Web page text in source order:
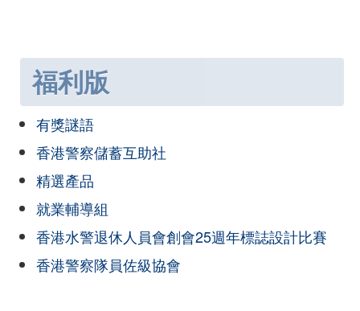
福利版
有獎謎語
香港警察儲蓄互助社
精選產品
就業輔導組
香港水警退休人員會創會25週年標誌設計比賽
香港警察隊員佐級協會